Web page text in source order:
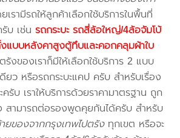
เรามีรถให้ลูกค้าเลือกใช้บริการในพื้นที่
รับ เช่นรถกระบะ รถสี่ล้อใหญ่/4ล้อจัมโบ้
แบบหลังคาสูงตู้ทึบและคอกคลุมผ้าใบ
รังของเราก็มีให้เลือกใช้บริการ 2 แบบ
ยว หรือรถกระบะแคป ครับ สำหรับเรื่อง
รับ เราให้บริการด้วยราคามาตรฐาน ถูก
สามารถต่อรองพูดคุยกันได้ครับ สำหรับ
ยของจากกรุงเทพไปตรังทุกเขต หรือจะ